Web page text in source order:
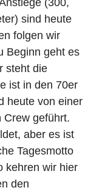
sind heute
folgen wir
Beginn geht es
steht die
ist in den 70er
heute von einer
Crew geführt.
aber es ist
Tagesmotto
kehren wir hier
den